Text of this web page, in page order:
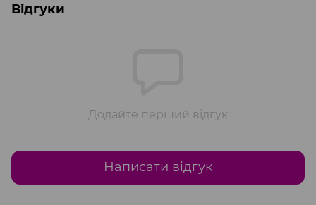
Відгуки
Додайте перший відгук
Написати відгук